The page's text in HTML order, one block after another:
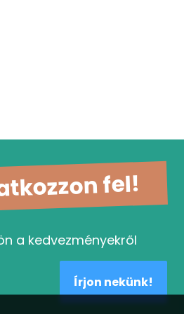
fel!
a kedvezményekről
Írjon nekünk!